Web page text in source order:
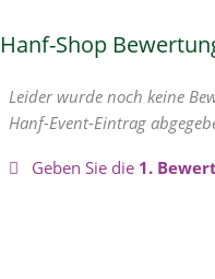
Hanf-Shop
Leider wurde noch keine
Hanf-Event-Eintrag
Geben Sie die 1.